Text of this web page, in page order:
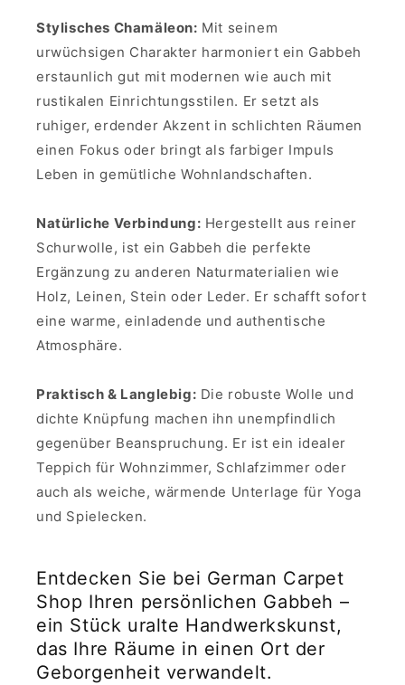
Stylisches Chamäleon: Mit seinem
urwüchsigen Charakter harmoniert ein Gabbeh
erstaunlich gut mit modernen wie auch mit
rustikalen Einrichtungsstilen. Er setzt als
ruhiger, erdender Akzent in schlichten Räumen
einen Fokus oder bringt als farbiger Impuls
Leben in gemütliche Wohnlandschaften.
Natürliche Verbindung: Hergestellt aus reiner
Schurwolle, ist ein Gabbeh die perfekte
Ergänzung zu anderen Naturmaterialien wie
Holz, Leinen, Stein oder Leder. Er schafft sofort
eine warme, einladende und authentische
Atmosphäre.
Praktisch & Langlebig: Die robuste Wolle und
dichte Knüpfung machen ihn unempfindlich
gegenüber Beanspruchung. Er ist ein idealer
Teppich für Wohnzimmer, Schlafzimmer oder
auch als weiche, wärmende Unterlage für Yoga
und Spielecken.
Entdecken Sie bei German Carpet
Shop Ihren persönlichen Gabbeh –
ein Stück uralte Handwerkskunst,
das Ihre Räume in einen Ort der
Geborgenheit verwandelt.